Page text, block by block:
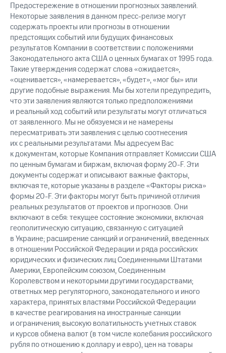
Предостережение в отношении прогнозных заявлений.
Некоторые заявления в данном пресс-релизе могут
содержать проекты или прогнозы в отношении
предстоящих событий или будущих финансовых
результатов Компании в соответствии с положениями
Законодательного акта США о ценных бумагах от 1995 года.
Такие утверждения содержат слова «ожидается»,
«оценивается», «намеревается», «будет», «мог бы» или
другие подобные выражения. Мы бы хотели предупредить,
что эти заявления являются только предположениями
и реальный ход событий или результаты могут отличаться
от заявленного. Мы не обязуемся и не намерены
пересматривать эти заявления с целью соотнесения
их с реальными результатами. Мы адресуем Вас
к документам, которые Компания отправляет Комиссии США
по ценным бумагам и биржам, включая форму20-F.Эти
документы содержат и описывают важные факторы,
включая те, которые указаны в разделе «Факторы риска»
формы20-F.Эти факторы могут быть причиной отличия
реальных результатов от проектов и прогнозов. Они
включают в себя: текущее состояние экономики, включая
геополитическую ситуацию, связанную с ситуацией
в Украине; расширение санкций и ограничений, введенных
в отношении Российской Федерации и ряда российских
юридических и физических лиц Соединенными Штатами
Америки, Европейским союзом, Соединенным
Королевством и некоторыми другими государствами;
ответных мер регуляторного, законодательного и иного
характера, принятых властями Российской Федерации
в качестве реагирования на иностранные санкции
и ограничения; высокую волатильность учетных ставок
и курсов обмена валют (в том числе колебания российского
рубля по отношению к доллару и евро), цен на товары